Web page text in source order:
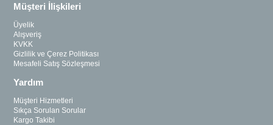
Müşteri İlişkileri
Üyelik
Alışveriş
KVKK
Gizlilik ve Çerez Politikası
Mesafeli Satış Sözleşmesi
Yardım
Müşteri Hizmetleri
Sıkça Sorulan Sorular
Kargo Takibi